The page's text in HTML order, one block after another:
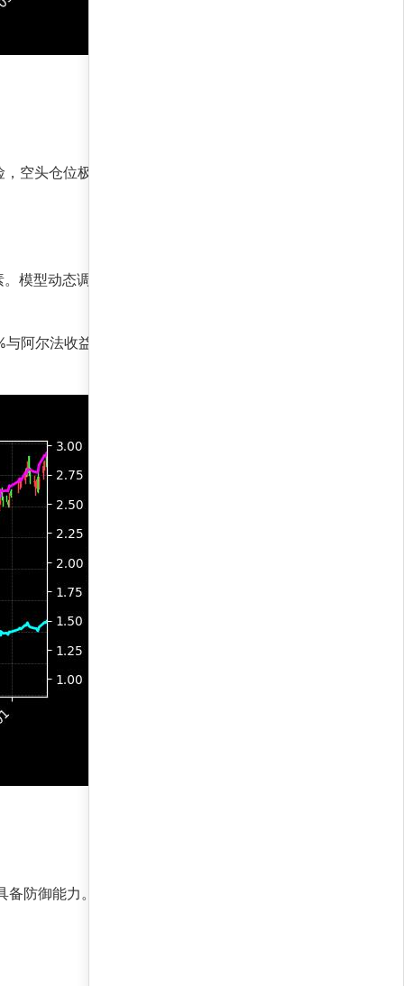
空头仓位极少，完全顺应上升趋势。力量对比
模型动态调整权重，捕捉短期波动中的长期趋
阿尔法收益率6,484.9%形成鲜明对比，凸显
防御能力。无论是政策驱动的上涨还是技术面